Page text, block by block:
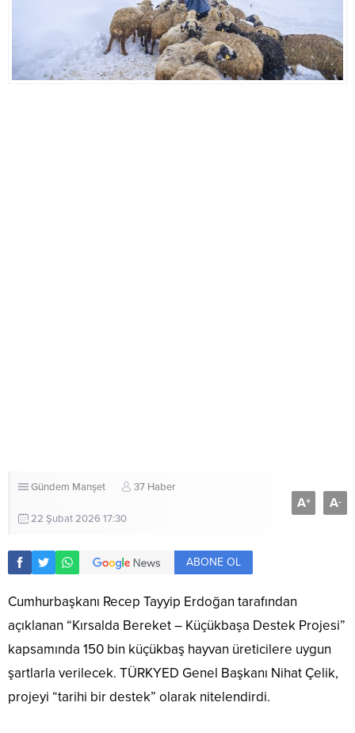
Gündem Manşet 37 Haber
22 Şubat 2026 17:30
A+ A-
ABONE OL
Cumhurbaşkanı Recep Tayyip Erdoğan tarafından
açıklanan “Kırsalda Bereket – Küçükbaşa Destek Projesi”
kapsamında 150 bin küçükbaş hayvan üreticilere uygun
şartlarla verilecek. TÜRKYED Genel Başkanı Nihat Çelik,
projeyi “tarihi bir destek” olarak nitelendirdi.